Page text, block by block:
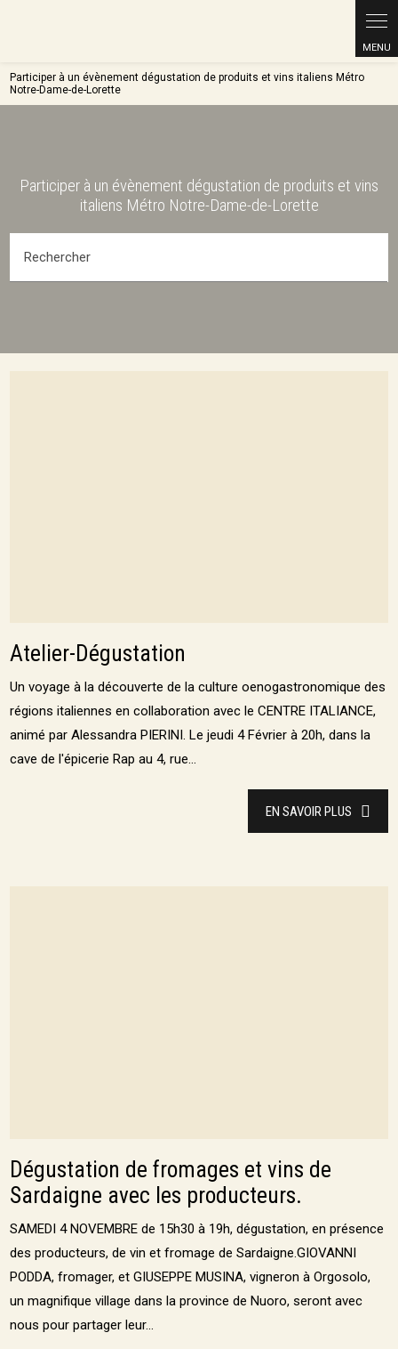
Participer à un évènement dégustation de produits et vins italiens Métro
Notre-Dame-de-Lorette
Participer à un évènement dégustation de produits et vins
italiens Métro Notre-Dame-de-Lorette
Rechercher
Atelier-Dégustation
Un voyage à la découverte de la culture oenogastronomique des
régions italiennes en collaboration avec le CENTRE ITALIANCE,
animé par Alessandra PIERINI. Le jeudi 4 Février à 20h, dans la
cave de l'épicerie Rap au 4, rue...
EN SAVOIR PLUS
Dégustation de fromages et vins de
Sardaigne avec les producteurs.
SAMEDI 4 NOVEMBRE de 15h30 à 19h, dégustation, en présence
des producteurs, de vin et fromage de Sardaigne.GIOVANNI
PODDA, fromager, et GIUSEPPE MUSINA, vigneron à Orgosolo,
un magnifique village dans la province de Nuoro, seront avec
nous pour partager leur...